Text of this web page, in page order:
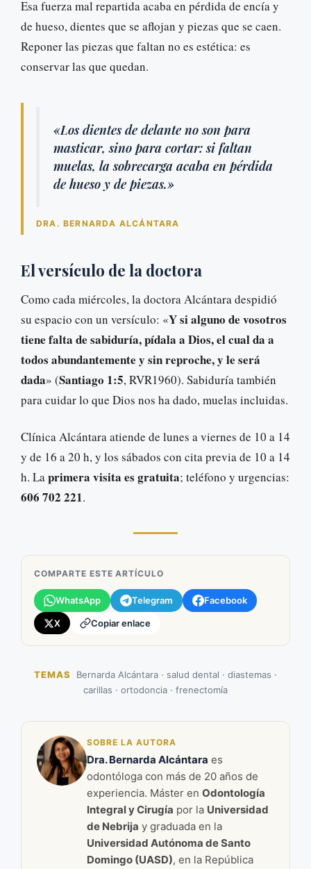
Esa fuerza mal repartida acaba en pérdida de encía y
de hueso, dientes que se aflojan y piezas que se caen.
Reponer las piezas que faltan no es estética: es
conservar las que quedan.
«Los dientes de delante no son para
masticar, sino para cortar: si faltan
muelas, la sobrecarga acaba en pérdida
de hueso y de piezas.»
DRA. BERNARDA ALCÁNTARA
El versículo de la doctora
Como cada miércoles, la doctora Alcántara despidió
su espacio con un versículo: «Y si alguno de vosotros
tiene falta de sabiduría, pídala a Dios, el cual da a
todos abundantemente y sin reproche, y le será
dada» (Santiago 1:5, RVR1960). Sabiduría también
para cuidar lo que Dios nos ha dado, muelas incluidas.
Clínica Alcántara atiende de lunes a viernes de 10 a 14
y de 16 a 20 h, y los sábados con cita previa de 10 a 14
h. Laprimera visita es gratuita; teléfono y urgencias:
606 702 221.
COMPARTE ESTE ARTÍCULO
WhatsApp Telegram Facebook
X Copiar enlace
TEMAS
Bernarda Alcántara · salud dental · diastemas ·
carillas · ortodoncia · frenectomía
SOBRE LA AUTORA
Dra. Bernarda Alcántara es
odontóloga con más de 20 años de
experiencia. Máster en Odontología
Integral y Cirugía por la Universidad
de Nebrija y graduada en la
Universidad Autónoma de Santo
Domingo (UASD), en la República